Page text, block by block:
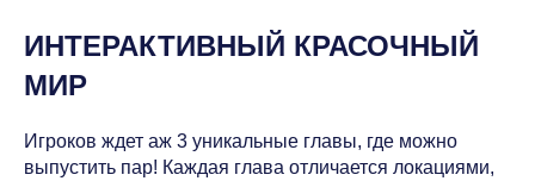
ИНТЕРАКТИВНЫЙ КРАСОЧНЫЙ
МИР
Игроков ждет аж 3 уникальные главы, где можно
выпустить пар! Каждая глава отличается локациями,